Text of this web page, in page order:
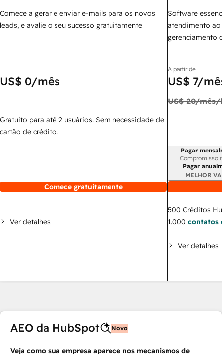
Comece a gerar e enviar e-mails para os novos
leads, e avalie o seu sucesso gratuitamente
US$ 0/mês
Gratuito para até 2 usuários. Sem necessidade de
cartão de crédito.
Comece gratuitamente
Ver detalhes
Software
atendimento
gerenciamento
A partir de
US$ 7/
US$ 20/mês/
Período de
Pagar
Compromisso
Pagar
MELHOR
500 Créditos
1.000 contatos
Ver detalhes
AEO da HubSpot Novo
Veja como sua empresa aparece nos mecanismos de